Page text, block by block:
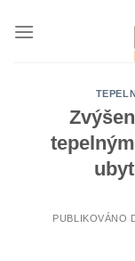
PUBLIKOVÁNO